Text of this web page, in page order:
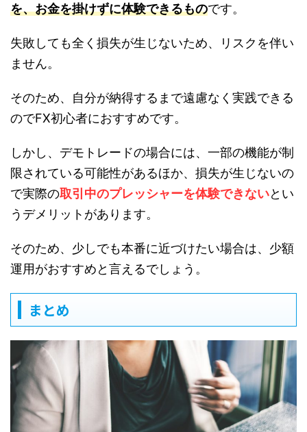
を、お金を掛けずに体験できるものです。
失敗しても全く損失が生じないため、リスクを伴い
ません。
そのため、自分が納得するまで遠慮なく実践できる
のでFX初心者におすすめです。
しかし、デモトレードの場合には、一部の機能が制
限されている可能性があるほか、損失が生じないの
で実際の取引中のプレッシャーを体験できないとい
うデメリットがあります。
そのため、少しでも本番に近づけたい場合は、少額
運用がおすすめと言えるでしょう。
まとめ